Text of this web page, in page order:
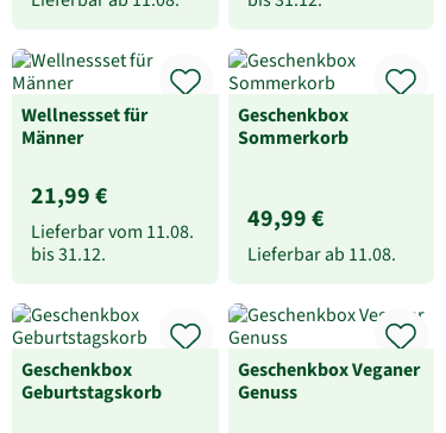
Wellnessset für
Männer
21,99 €
Lieferbar vom 11.08.
bis31.12.
Geschenkbox
Sommerkorb
49,99 €
Lieferbar ab 11.08.
Geschenkbox
Geburtstagskorb
Geschenkbox Veganer
Genuss